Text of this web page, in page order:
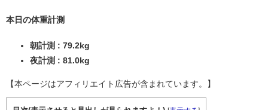
本日の体重計測
朝計測 : 79.2kg
夜計測 : 81.0kg
【本ページはアフィリエイト広告が含まれています。】